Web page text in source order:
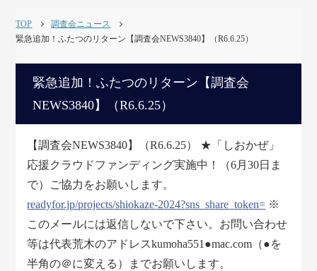
TOP
調査会ニュース
緊急追加！ふたつのリターン【調査会NEWS3840】（R6.6.25）
緊急追加！ふたつのリターン【調査会
NEWS3840】（R6.6.25）
【調査会NEWS3840】（R6.6.25） ★「しおかぜ」
応援クラウドファンディング実施中！（6月30日ま
で）ご協力をお願いします。
readyfor.jp/projects/shiokaze-2024?sns_share_token= ※
このメールには返信しないで下さい。お問い合わせ
等は代表荒木のアドレスkumoha551●mac.com（●を
半角の＠に変える）までお願いします。